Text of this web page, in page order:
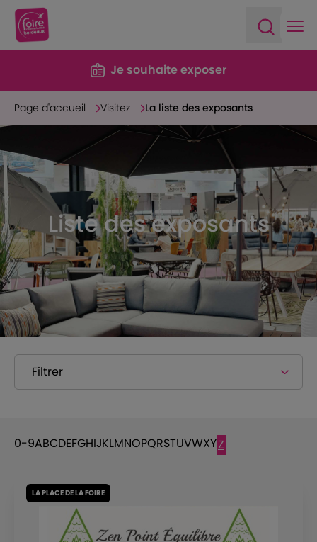
Je souhaite exposer
Page d'accueil Visitez La liste des exposants
Liste des exposants
Filtrer
0-9ABCDEFGHIJKLMNOPQRSTUVWXYZ
LA PLACE DE LA FOIRE